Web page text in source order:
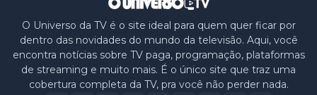
O Universo da TV é o site ideal para quem quer ficar por
dentro das novidades do mundo da televisão. Aqui, você
encontra notícias sobre TV paga, programação, plataformas
de streaming e muito mais. É o único site que traz uma
cobertura completa da TV, pra você não perder nada.